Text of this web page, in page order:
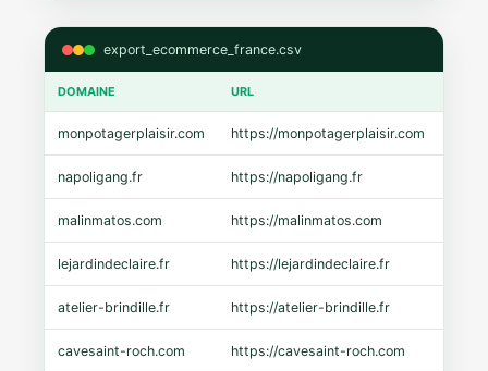
export_ecommerce_france.csv
DOMAINE URL
monpotagerplaisir.com https://monpotagerplaisir.com
napoligang.fr https://napoligang.fr
malinmatos.com https://malinmatos.com
lejardindeclaire.fr https://lejardindeclaire.fr
atelier-brindille.fr https://atelier-brindille.fr
cavesaint-roch.com https://cavesaint-roch.com